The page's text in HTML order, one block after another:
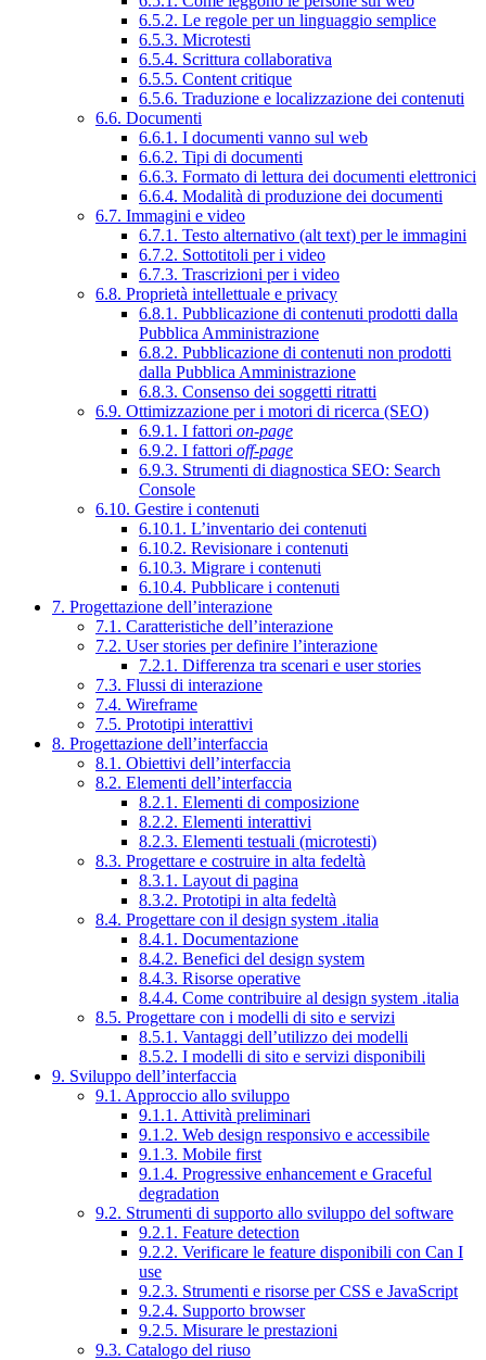
6.5.2. Le regole per un linguaggio semplice
6.5.3. Microtesti
6.5.4. Scrittura collaborativa
6.5.5. Content critique
6.5.6. Traduzione e localizzazione dei contenuti
6.6. Documenti
6.6.1. I documenti vanno sul web
6.6.2. Tipi di documenti
6.6.3. Formato di lettura dei documenti elettronici
6.6.4. Modalità di produzione dei documenti
6.7. Immagini e video
6.7.1. Testo alternativo (alt text) per le immagini
6.7.2. Sottotitoli per i video
6.7.3. Trascrizioni per i video
6.8. Proprietà intellettuale e privacy
6.8.1. Pubblicazione di contenuti prodotti dalla
Pubblica Amministrazione
6.8.2. Pubblicazione di contenuti non prodotti
dalla Pubblica Amministrazione
6.8.3. Consenso dei soggetti ritratti
6.9. Ottimizzazione per i motori di ricerca (SEO)
6.9.1. I fattori on-page
6.9.2. I fattori off-page
6.9.3. Strumenti di diagnostica SEO: Search
Console
6.10. Gestire i contenuti
6.10.1. L’inventario dei contenuti
6.10.2. Revisionare i contenuti
6.10.3. Migrare i contenuti
6.10.4. Pubblicare i contenuti
7. Progettazione dell’interazione
7.1. Caratteristiche dell’interazione
7.2. User stories per definire l’interazione
7.2.1. Differenza tra scenari e user stories
7.3. Flussi di interazione
7.4. Wireframe
7.5. Prototipi interattivi
8. Progettazione dell’interfaccia
8.1. Obiettivi dell’interfaccia
8.2. Elementi dell’interfaccia
8.2.1. Elementi di composizione
8.2.2. Elementi interattivi
8.2.3. Elementi testuali (microtesti)
8.3. Progettare e costruire in alta fedeltà
8.3.1. Layout di pagina
8.3.2. Prototipi in alta fedeltà
8.4. Progettare con il design system .italia
8.4.1. Documentazione
8.4.2. Benefici del design system
8.4.3. Risorse operative
8.4.4. Come contribuire al design system .italia
8.5. Progettare con i modelli di sito e servizi
8.5.1. Vantaggi dell’utilizzo dei modelli
8.5.2. I modelli di sito e servizi disponibili
9. Sviluppo dell’interfaccia
9.1. Approccio allo sviluppo
9.1.1. Attività preliminari
9.1.2. Web design responsivo e accessibile
9.1.3. Mobile first
9.1.4. Progressive enhancement e Graceful
degradation
9.2. Strumenti di supporto allo sviluppo del software
9.2.1. Feature detection
9.2.2. Verificare le feature disponibili con Can I
use
9.2.3. Strumenti e risorse per CSS e JavaScript
9.2.4. Supporto browser
9.2.5. Misurare le prestazioni
9.3. Catalogo del riuso